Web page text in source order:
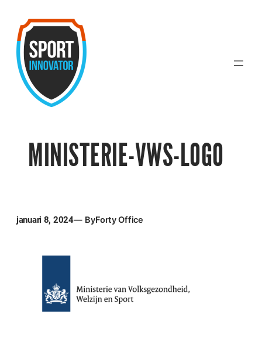
naar
de
inhoud
MINISTERIE-VWS-LOGO
januari 8, 2024— ByForty Office